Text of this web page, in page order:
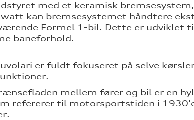
med et keramisk
kan bremsesystemet håndtere
Formel 1-bil. Dette er udviklet
baneforhold.
er fuldt fokuseret på selve
mellem fører og bil er en
refererer til motorsportstiden i